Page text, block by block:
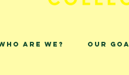
are we? Our